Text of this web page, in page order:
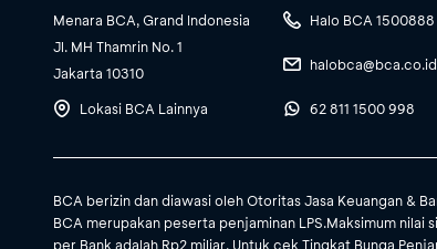
Menara BCA, Grand Indonesia
Jl. MH Thamrin No. 1
Jakarta 10310
Lokasi BCA Lainnya
Halo BCA 1500888
halobca@bca.co.id
62 811 1500 998
BCA berizin dan diawasi oleh Otoritas Jasa Keuangan &
BCA merupakan peserta penjaminan LPS.Maksimum nilai
per Bank adalah Rp2 miliar. Untuk cek Tingkat Bunga